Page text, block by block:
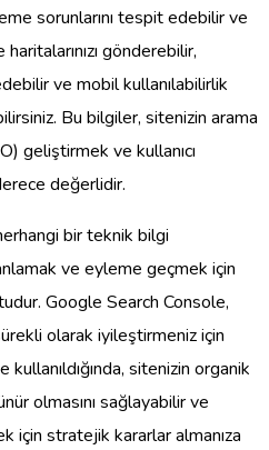
sorunlarını tespit edebilir ve
gönderebilir,
ve mobil kullanılabilirlik
Bu bilgiler, sitenizin arama
geliştirmek ve kullanıcı
değerlidir.
bir teknik bilgi
ve eyleme geçmek için
Google Search Console,
olarak iyileştirmeniz için
sitenizin organik
olmasını sağlayabilir ve
için stratejik kararlar almanıza